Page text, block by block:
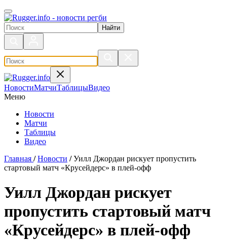
Поиск по сайту
НовостиМатчиТаблицыВидео
Меню
Новости
Матчи
Таблицы
Видео
Главная / Новости / Уилл Джордан рискует пропустить
стартовый матч «Крусейдерс» в плей-офф
Уилл Джордан рискует
пропустить стартовый матч
«Крусейдерс» в плей-офф